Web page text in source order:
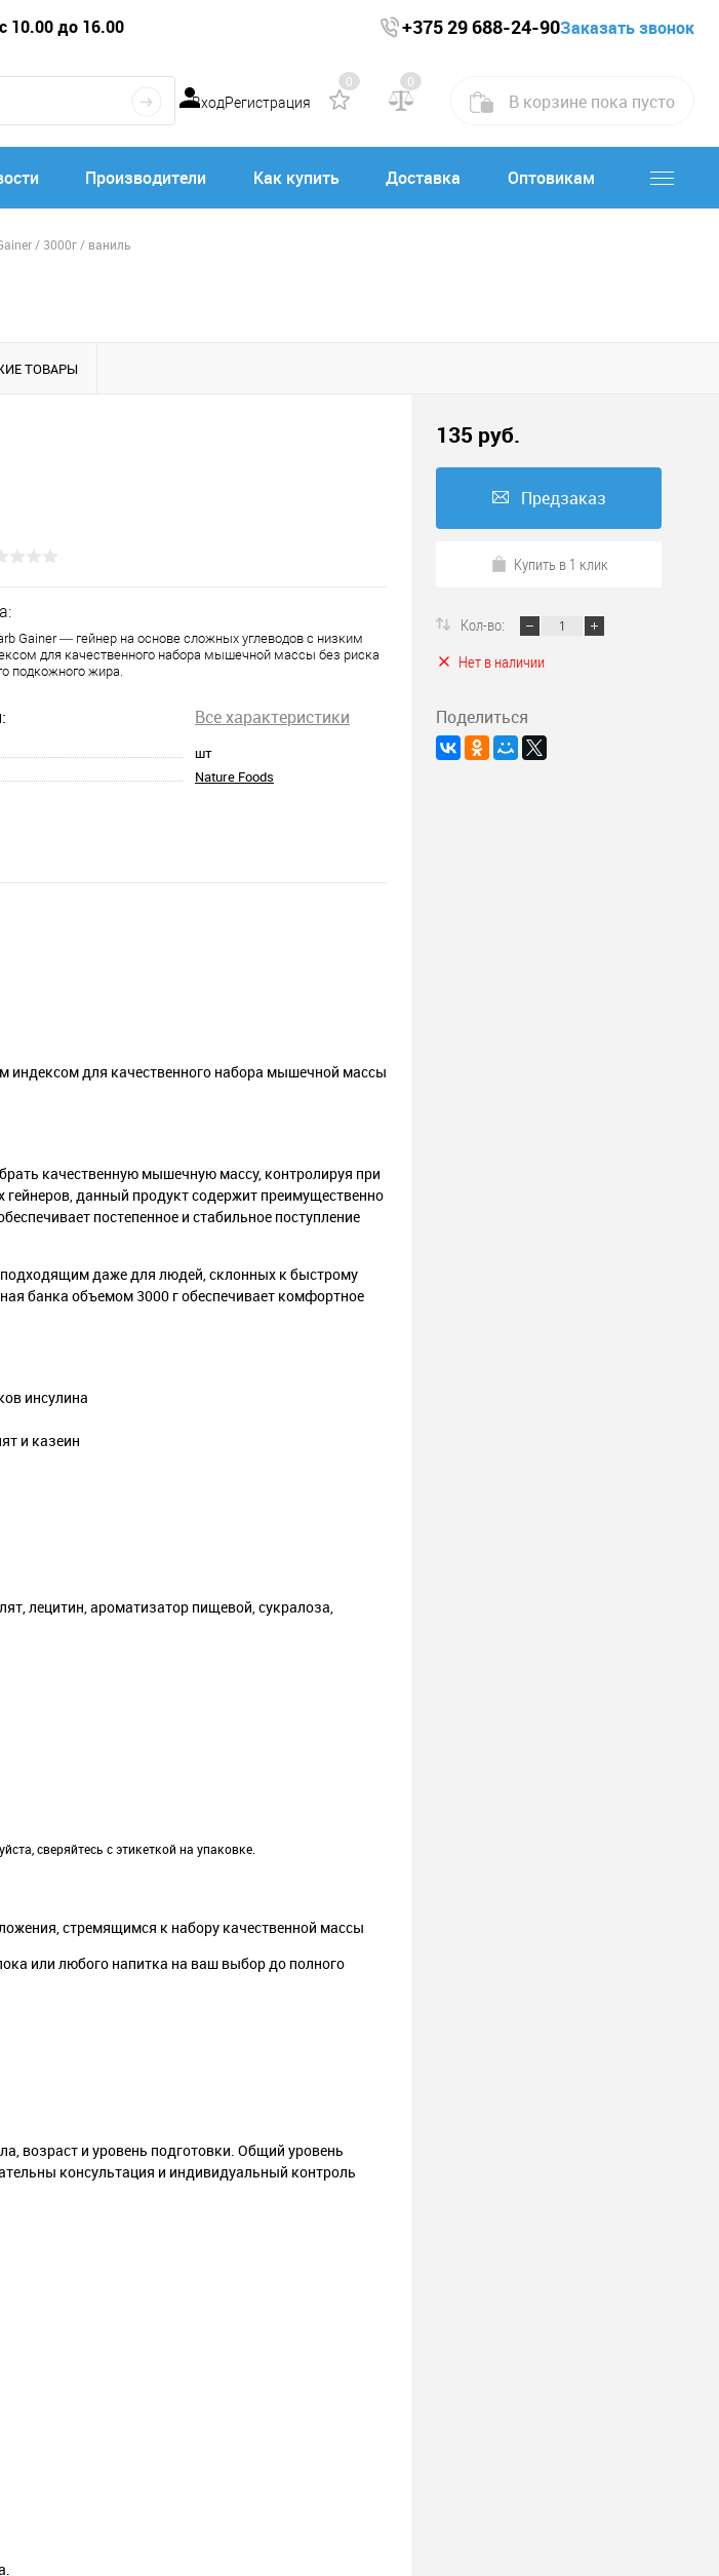
10.00 до 16.00 +375 29 688-24-90Заказать звонок
ВходРегистрация
0 0
В корзине пока пусто
Производители Как купить Доставка Оптовикам
/ 3000г / ваниль
ТОВАРЫ
Gainer — гейнер на основе сложных углеводов с низким
для качественного набора мышечной массы без риска
подкожного жира.
Все характеристики
шт
Nature Foods
индексом для качественного набора мышечной массы
качественную мышечную массу, контролируя при
данный продукт содержит преимущественно
постепенное и стабильное поступление
подходящим даже для людей, склонных к быстрому
банка объемом 3000 г обеспечивает комфортное
инсулина
и казеин
лецитин, ароматизатор пищевой, сукралоза,
сверяйтесь с этикеткой на упаковке.
стремящимся к набору качественной массы
или любого напитка на ваш выбор до полного
возраст и уровень подготовки. Общий уровень
консультация и индивидуальный контроль
135 руб.
Предзаказ
Купить в 1 клик
Кол-во:
Нет в наличии
Поделиться